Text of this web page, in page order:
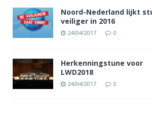
Noord-Nederland lijkt
veiliger in 2016
24/04/2017 0
Herkenningstune voor
LWD2018
24/04/2017 0